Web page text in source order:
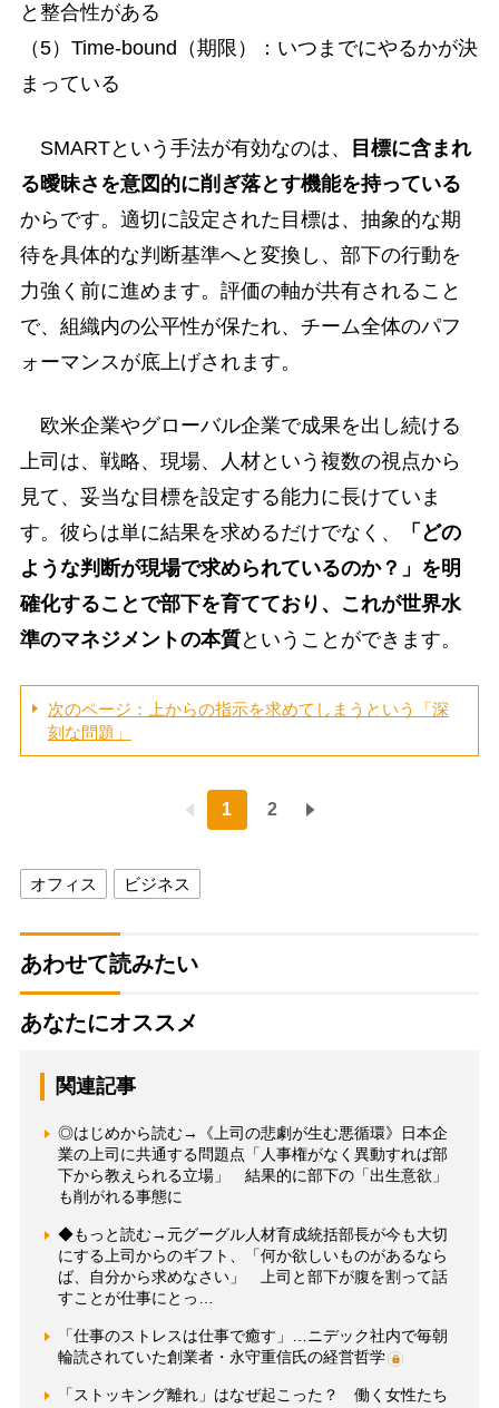
と整合性がある
（5）Time-bound（期限）：いつまでにやるかが決
まっている
SMARTという手法が有効なのは、
目標に含まれ
る曖昧さを意図的に削ぎ落とす機能を持っている
からです。適切に設定された目標は、抽象的な期
待を具体的な判断基準へと変換し、部下の行動を
力強く前に進めます。評価の軸が共有されること
で、組織内の公平性が保たれ、チーム全体のパフ
ォーマンスが底上げされます。
欧米企業やグローバル企業で成果を出し続ける
上司は、戦略、現場、人材という複数の視点から
見て、妥当な目標を設定する能力に長けていま
す。彼らは単に結果を求めるだけでなく、
「どの
ような判断が現場で求められているのか？」を明
確化することで部下を育てており、これが世界水
準のマネジメントの本質ということができます。
次のページ：上からの指示を求めてしまうという「深
刻な問題」
1 2
オフィス ビジネス
あわせて読みたい
あなたにオススメ
関連記事
◎はじめから読む→《上司の悲劇が生む悪循環》日本企
業の上司に共通する問題点「人事権がなく異動すれば部
下から教えられる立場」 結果的に部下の「出生意欲」
も削がれる事態に
◆もっと読む→元グーグル人材育成統括部長が今も大切
にする上司からのギフト、「何か欲しいものがあるなら
ば、自分から求めなさい」 上司と部下が腹を割って話
すことが仕事にとっ…
「仕事のストレスは仕事で癒す」…ニデック社内で毎朝
輪読されていた創業者・永守重信氏の経営哲学
「ストッキング離れ」はなぜ起こった？ 働く女性たち